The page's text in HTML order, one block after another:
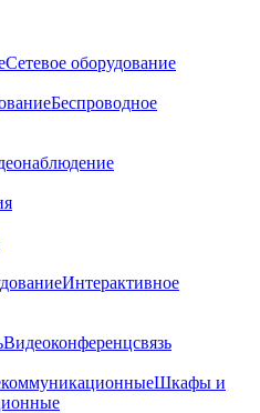
Сетевое оборудование
Беспроводное
Интерактивное
Видеоконференцсвязь
Шкафы и